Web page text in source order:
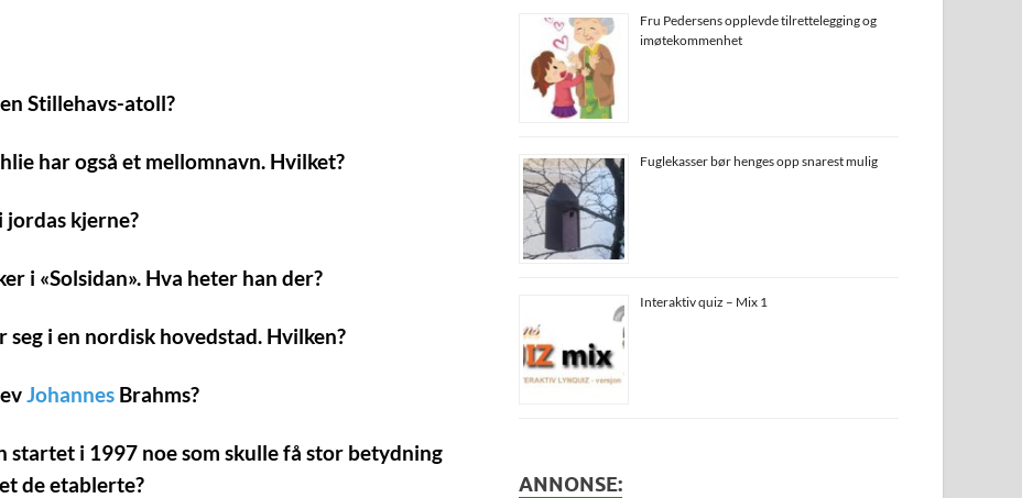
Stillehavs-atoll?
har også et mellomnavn. Hvilket?
kjerne?
i «Solsidan». Hva heter han der?
i en nordisk hovedstad. Hvilken?
Johannes Brahms?
startet i 1997 noe som skulle få stor betydning
de etablerte?
Fru Pedersens opplevde tilrettelegging og
imøtekommenhet
Fuglekasser bør henges opp snarest mulig
Interaktiv quiz – Mix 1
ANNONSE: